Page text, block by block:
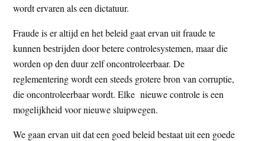
wordt ervaren als een dictatuur.
Fraude is er altijd en het beleid gaat ervan uit fraude te
kunnen bestrijden door betere controlesystemen, maar die
worden op den duur zelf oncontroleerbaar. De
reglementering wordt een steeds grotere bron van corruptie,
die oncontroleerbaar wordt. Elke nieuwe controle is een
mogelijkheid voor nieuwe sluipwegen.
We gaan ervan uit dat een goed beleid bestaat uit een goede